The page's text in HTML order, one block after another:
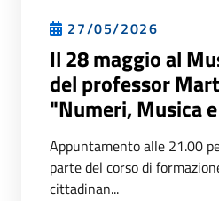
27/05/2026
Il 28 maggio al
del professor
"Numeri, Musica
Appuntamento alle 21.00
parte del corso di
cittadinan...